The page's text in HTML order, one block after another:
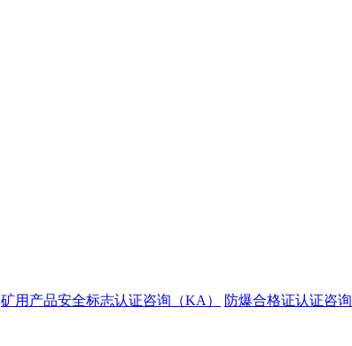
矿用产品安全标志认证咨询（KA） 防爆合格证认证咨询